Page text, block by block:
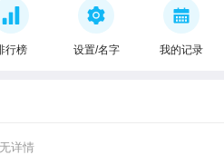
行榜 设置/名字 我的记录
详情